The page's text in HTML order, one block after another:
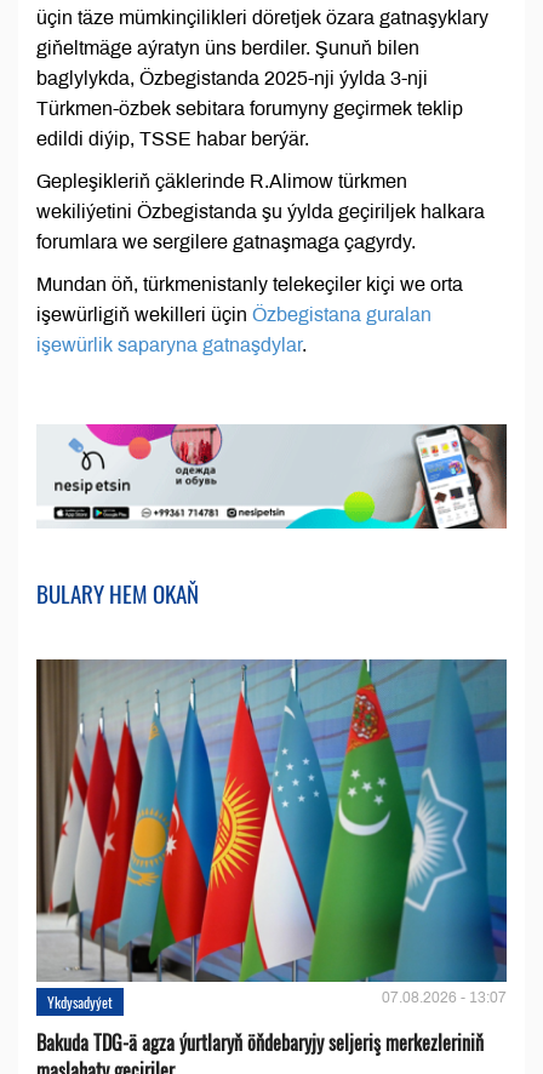
üçin täze mümkinçilikleri döretjek özara gatnaşyklary
giňeltmäge aýratyn üns berdiler. Şunuň bilen
baglylykda, Özbegistanda 2025-nji ýylda 3-nji
Türkmen-özbek sebitara forumyny geçirmek teklip
edildi diýip, TSSE habar berýär.
Gepleşikleriň çäklerinde R.Alimow türkmen
wekiliýetini Özbegistanda şu ýylda geçiriljek halkara
forumlara we sergilere gatnaşmaga çagyrdy.
Mundan öň, türkmenistanly telekeçiler kiçi we orta
işewürligiň wekilleri üçin Özbegistana guralan
işewürlik saparyna gatnaşdylar.
BULARY HEM OKAŇ
Ykdysadyýet 07.08.2026 - 13:07
Bakuda TDG-ä agza ýurtlaryň öňdebaryjy seljeriş merkezleriniň